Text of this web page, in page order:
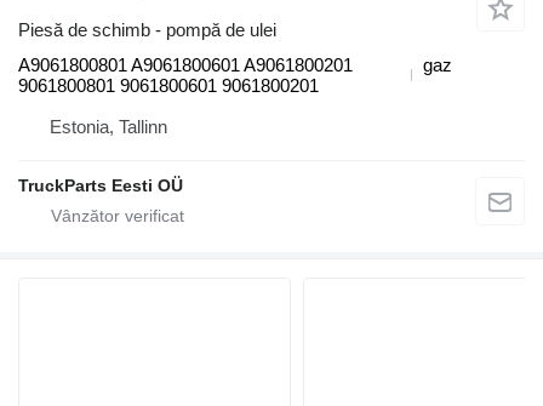
Piesă de schimb - pompă de ulei
A9061800801 A9061800601 A9061800201
9061800801 9061800601 9061800201
gaz
Estonia, Tallinn
TruckParts Eesti OÜ